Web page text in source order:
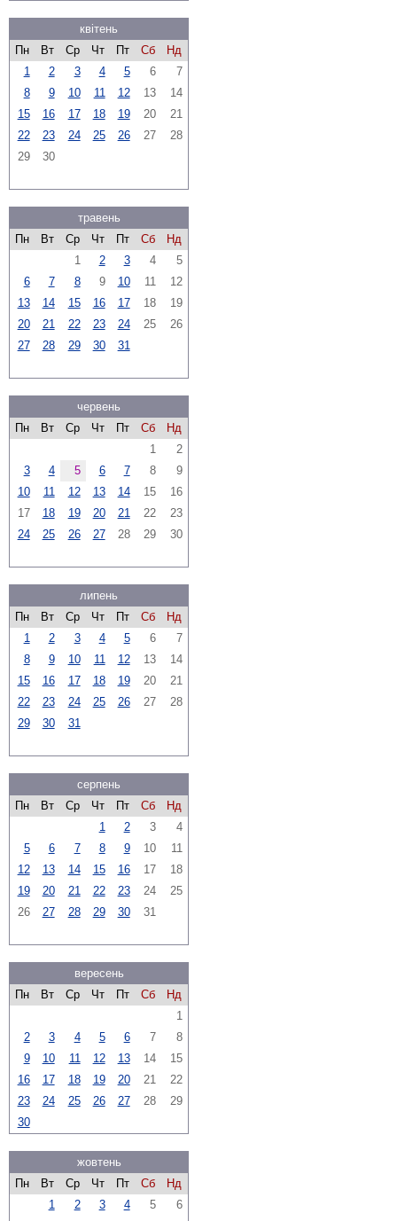
квітень
Пн
Вт Ср Чт Пт Сб
Нд
1
2 3 4 5 6
7
8
9 10 11 12 13
14
15
16 17 18 19 20
21
22
23 24 25 26 27
28
29
30
травень
Пн
Вт Ср Чт Пт Сб
Нд
1
2 3 4
5
6
7 8 9 10 11
12
13
14 15 16 17 18
19
20
21 22 23 24 25
26
27
28 29 30 31
червень
Пн
Вт Ср Чт Пт Сб
Нд
1
2
3
4 5 6 7 8
9
10
11 12 13 14 15
16
17
18 19 20 21 22
23
24
25 26 27 28 29 30
липень
Пн
Вт Ср Чт Пт Сб
Нд
1
2 3 4 5 6
7
8
9 10 11 12 13
14
15
16 17 18 19 20
21
22
23 24 25 26 27
28
29
30 31
серпень
Пн
Вт Ср Чт Пт Сб
Нд
1
2 3
4
5
6 7 8 9 10
11
12
13 14 15 16 17
18
19
20 21 22 23 24
25
26
27 28 29 30 31
вересень
Пн
Вт Ср Чт Пт Сб
Нд
1
2
3 4 5 6 7
8
9
10 11 12 13 14
15
16
17 18 19 20 21
22
23
24 25 26 27 28
29
30
жовтень
Пн
Вт Ср Чт Пт Сб
Нд
1
2 3 4 5
6